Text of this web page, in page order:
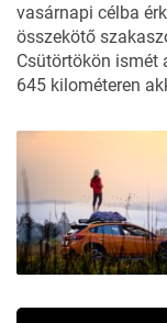
vasárnapi célba
összekötő
Csütörtökön ismét
645 kilométeren